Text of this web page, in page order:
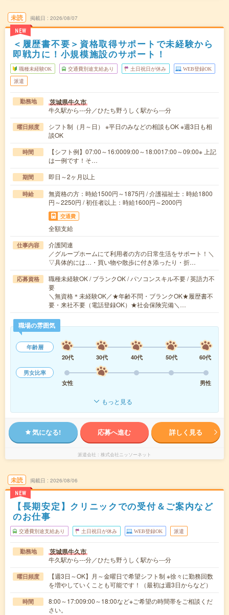
未読
NEW
掲載日 2026/08/07
＜履歴書不要＞資格取得サポートで未経験から
即戦力に！小規模施設のサポート！
職種未経験OK 交通費別途支給あり 土日祝日が休み WEB登録OK
派遣
勤務地 茨城県牛久市
牛久駅から---分／ひたち野うしく駅から---分
曜日頻度
シフト制（月～日） ※平日のみなどの相談もOK ※週3日も相
談OK
時間
【シフト例】07:00～16:0009:00～18:0017:00～09:00※ 上記
は一例です！そ…
期間 即日～2ヶ月以上
時給
無資格の方：時給1500円～1875円 / 介護福祉士：時給1800
円～2250円 / 初任者以上：時給1600円～2000円
交通費
全額支給
仕事内容
介護関連
／グループホームにて利用者の方の日常生活をサポート！＼
▽具体的には…・買い物や散歩に付き添ったり・折…
応募資格
職種未経験OK / ブランクOK / パソコンスキル不要 / 英語力不
要
＼無資格＊未経験OK／★年齢不問・ブランクOK★履歴書不
要・来社不要（電話登録OK）★社会保険完備＼…
職場の雰囲気
年齢層
20代
30代 40代 50代
60代
男女比率
女性
男性
もっと見る
気になる! 応募へ進む 詳しく見る
派遣会社 株式会社ニッソーネット
未読
NEW
掲載日 2026/08/06
【長期安定】クリニックでの受付＆ご案内など
のお仕事
交通費別途支給あり 土日祝日が休み WEB登録OK 派遣
勤務地 茨城県牛久市
牛久駅から---分／ひたち野うしく駅から---分
曜日頻度
【週3日～OK】月～金曜日で希望シフト制 ※徐々に勤務回数
を増やしていくことも可能です！（最初は週3日からなど）
時間
8:00～17:009:00～18:00など※ご希望の時間帯をご相談くだ
さい。